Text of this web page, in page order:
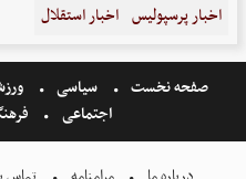
اخبار پرسپولیس اخبار استقلال
صفحه نخست سیاسی
اجتماعی